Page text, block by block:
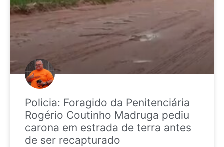
Policia: Foragido da Penitenciária
Rogério Coutinho Madruga pediu
carona em estrada de terra antes
de ser recapturado